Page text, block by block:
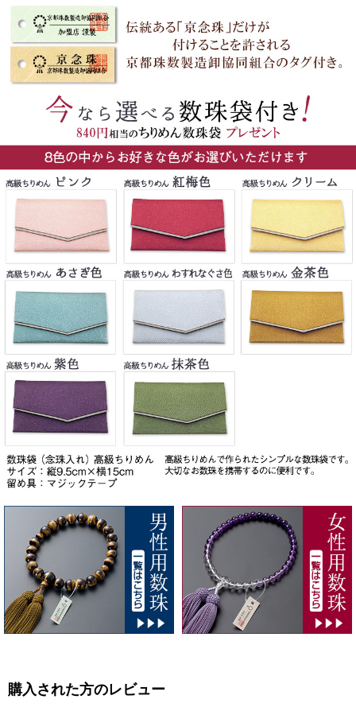
購入された方のレビュー